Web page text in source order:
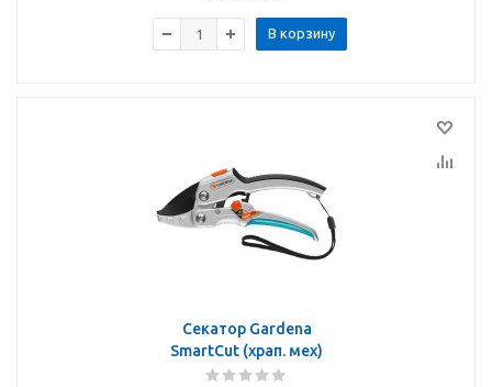
В корзину
Секатор Gardena
SmartCut (храп. мех)